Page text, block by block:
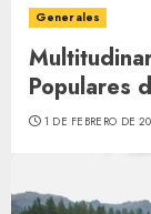
Generales
Populares
1 DE FEBRERO DE